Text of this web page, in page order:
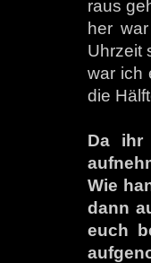
raus
her
Uhrzeit
war ich
die
Da ihr
Wie
dann
euch